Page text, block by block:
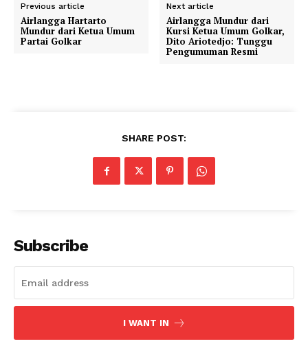
Previous article
Airlangga Hartarto
Mundur dari Ketua Umum
Partai Golkar
Next article
Airlangga Mundur dari
Kursi Ketua Umum Golkar,
Dito Ariotedjo: Tunggu
Pengumuman Resmi
SHARE POST:
Subscribe
I WANT IN